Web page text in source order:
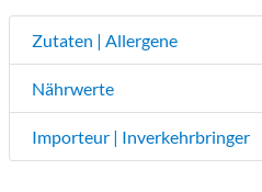
Zutaten | Allergene
Nährwerte
Importeur | Inverkehrbringer